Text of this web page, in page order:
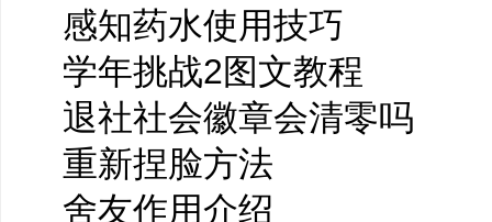
感知药水使用技巧
学年挑战2图文教程
退社社会徽章会清零吗
重新捏脸方法
舍友作用介绍